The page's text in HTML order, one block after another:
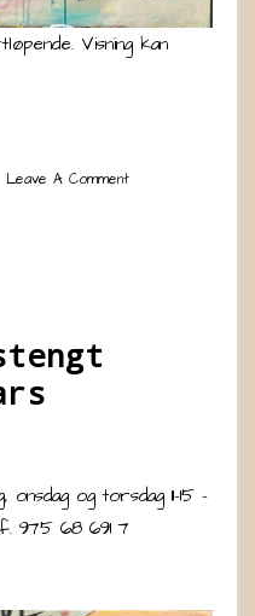
Visning kan
Leave A Comment
og torsdag 11-15 –
975 68 691 7